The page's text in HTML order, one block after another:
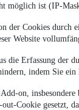
möglich ist (IP-
der Cookies durch
Website
die Erfassung der
indem Sie ein
on,
Cookie gesetzt,